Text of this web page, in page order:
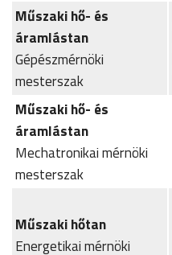
Műszaki hő- és
áramlástan
Gépészmérnöki
mesterszak
Műszaki hő- és
áramlástan
Mechatronikai mérnöki
mesterszak
Műszaki hőtan
Energetikai mérnöki